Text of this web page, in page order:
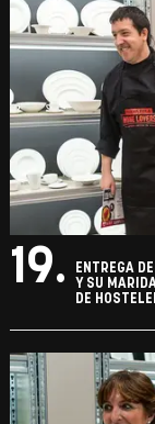
19.
ENTREGA
Y SU
DE